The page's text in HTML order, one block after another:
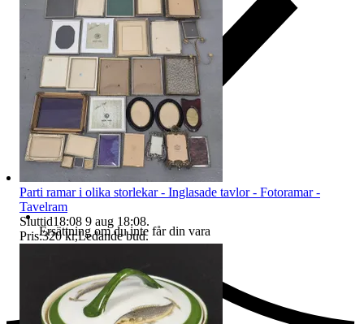
Ersättning om du inte får din vara
Parti ramar i olika storlekar - Inglasade tavlor - Fotoramar -
Tavelram
Sluttid18:08 9 aug 18:08.
Pris:320 kr,Ledande bud.